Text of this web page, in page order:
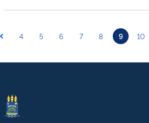
4 5 6 7 8 9 10